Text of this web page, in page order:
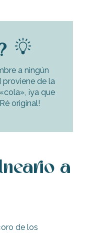
a ningún
proviene de la
¡ya que
original!
a
de los